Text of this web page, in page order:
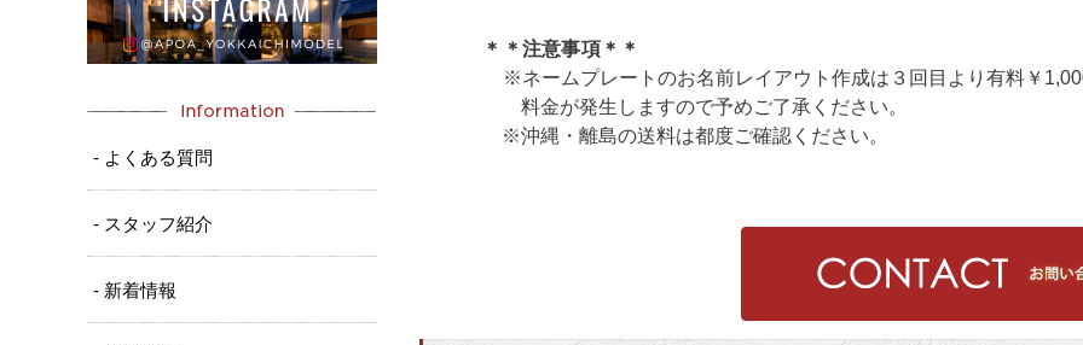
＊＊注意事項＊＊
※ネームプレートのお名前レイアウト作成は３回目より有料￥
料金が発生しますので予めご了承ください。
※沖縄・離島の送料は都度ご確認ください。
- よくある質問
- スタッフ紹介
- 新着情報